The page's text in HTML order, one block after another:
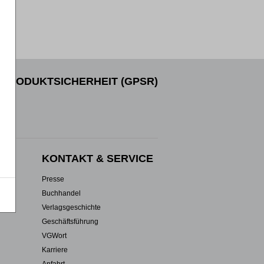
PRODUKTSICHERHEIT (GPSR)
KONTAKT & SERVICE
Presse
Buchhandel
Verlagsgeschichte
Geschäftsführung
VGWort
Karriere